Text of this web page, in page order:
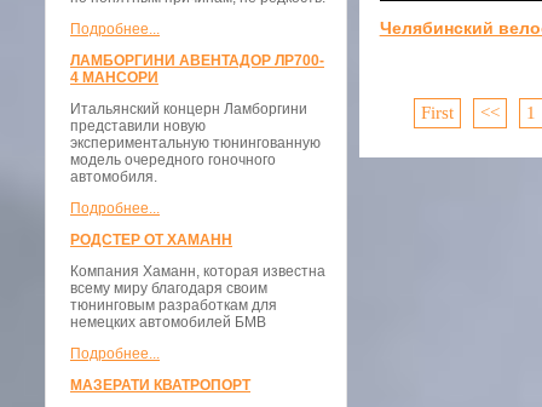
Подробнее...
ЛАМБОРГИНИ АВЕНТАДОР ЛР700-
4 МАНСОРИ
Итальянский концерн Ламборгини
представили новую
экспериментальную тюнингованную
модель очередного гоночного
автомобиля.
Подробнее...
РОДСТЕР ОТ ХАМАНН
Компания Хаманн, которая известна
всему миру благодаря своим
тюнинговым разработкам для
немецких автомобилей БМВ
Подробнее...
МАЗЕРАТИ КВАТРОПОРТ
Челябинский
First << 1